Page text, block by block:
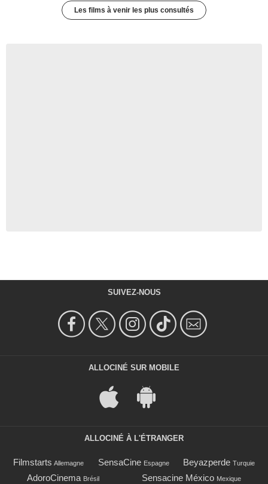
Les films à venir les plus consultés
SUIVEZ-NOUS
ALLOCINÉ SUR MOBILE
ALLOCINÉ À L'ÉTRANGER
Filmstarts Allemagne SensaCine Espagne Beyazperde Turquie
AdoroCinema Brésil Sensacine México Mexique